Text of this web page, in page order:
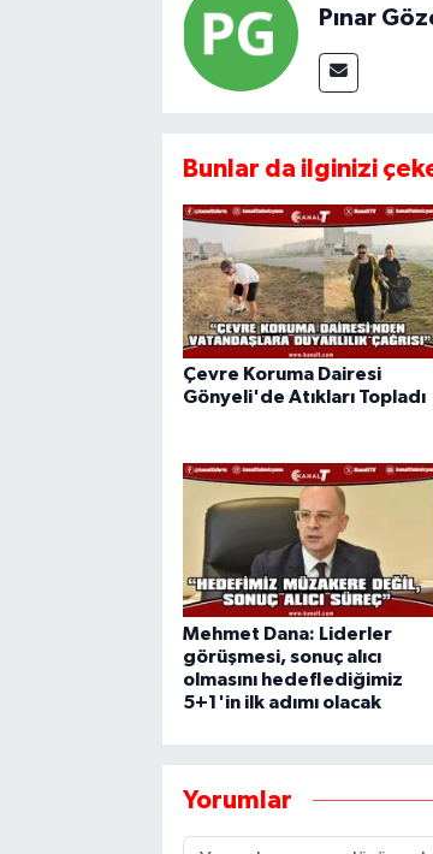
Pınar
Bunlar da ilginizi
Çevre Koruma Dairesi
Gönyeli'de Atıkları Topladı
Mehmet Dana: Liderler
görüşmesi, sonuç alıcı
olmasını hedeflediğimiz
5+1'in ilk adımı olacak
Yorumlar